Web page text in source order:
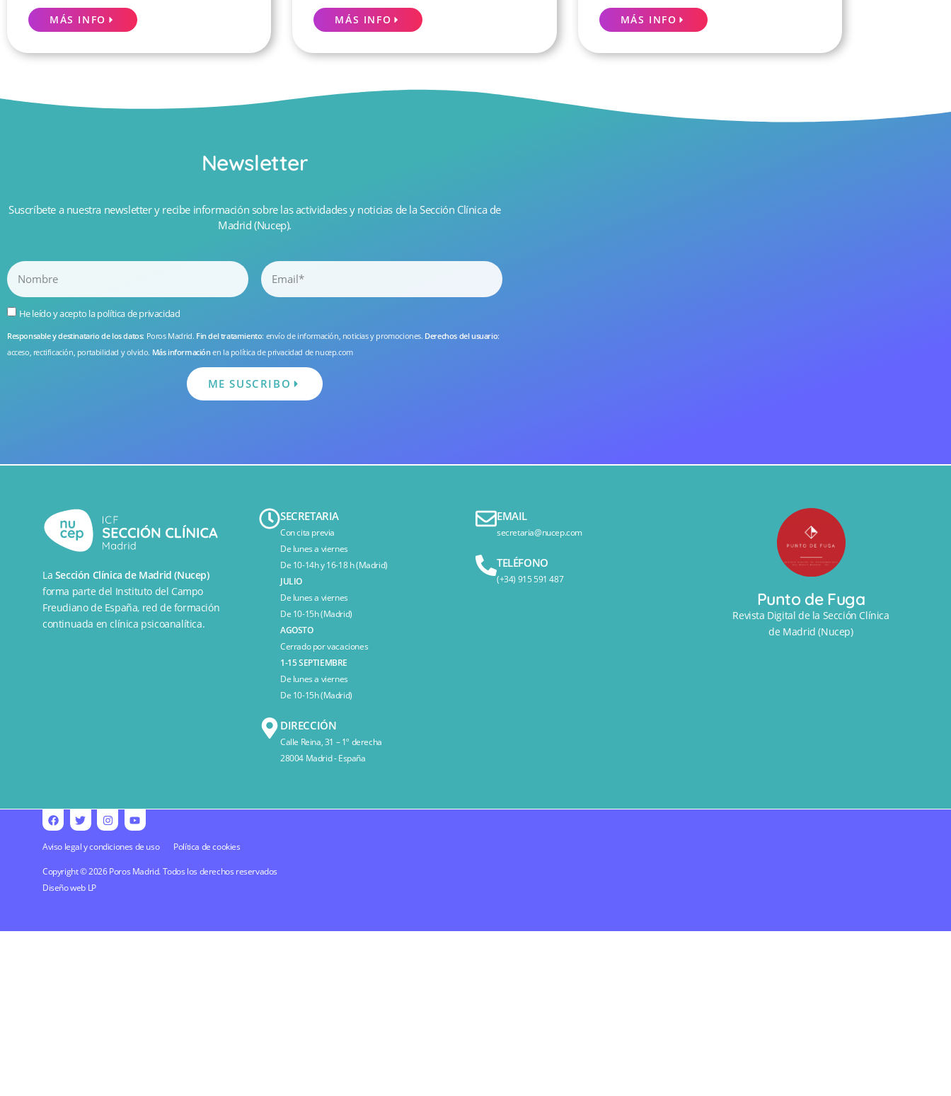
MÁS INFO MÁS INFO MÁS INFO
Newsletter
Suscríbete a nuestra newsletter y recibe información sobre las actividades y noticias de la Sección Clínica de
Madrid (Nucep).
He leído y acepto lapolítica de privacidad
Responsable y destinatario de los datos: Poros Madrid. Fin del tratamiento: envío de información, noticias y promociones. Derechos del usuario:
acceso, rectificación, portabilidad y olvido. Más información en la política de privacidad de nucep.com
ME SUSCRIBO
La Sección Clínica de Madrid (Nucep)
forma parte del Instituto del Campo
Freudiano de España, red de formación
continuada en clínica psicoanalítica.
SECRETARIA
Con cita previa
De lunes a viernes
De 10-14h y 16-18 h (Madrid)
JULIO
De lunes a viernes
De 10-15h (Madrid)
AGOSTO
Cerrado por vacaciones
1-15 SEPTIEMBRE
De lunes a viernes
De 10-15h (Madrid)
DIRECCIÓN
Calle Reina, 31 – 1º derecha
28004 Madrid - España
EMAIL
secretaria@nucep.com
TELÉFONO
(+34) 915 591 487
Punto de Fuga
Revista Digital de la Sección Clínica
de Madrid (Nucep)
Aviso legal y condiciones de uso Política de cookies
Copyright © 2026 Poros Madrid. Todos los derechos reservados
Diseño web LP